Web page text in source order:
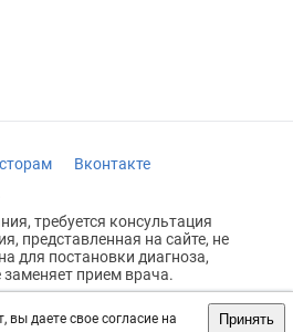
вы даете свое согласие на
Принять
Вконтакте
требуется консультация
представленная на сайте, не
для постановки диагноза,
заменяет прием врача.